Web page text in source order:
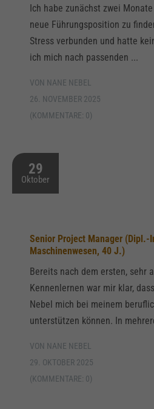
Ich habe zunächst zwei
neue Führungsposition zu
Stress verbunden und hatte
ich mich nach passenden ...
VON NANE NEBEL
26. NOVEMBER 2025
(KOMMENTARE: 0)
29
Oktober
Senior Project Manager (Dipl.-
Maschinenwesen, 40 J.)
Bereits nach dem ersten, sehr
Kennenlernen war mir klar,
Nebel mich bei meinem
unterstützen können. In
VON NANE NEBEL
29. OKTOBER 2025
(KOMMENTARE: 0)